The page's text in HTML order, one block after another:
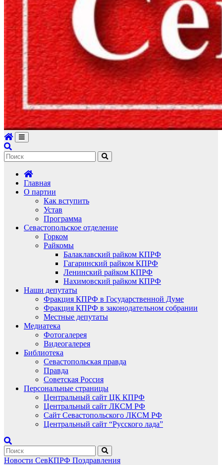
Главная
О партии
Как вступить
Устав
Программа
Севастопольское отделение
Горком
Райкомы
Балаклавский райком КПРФ
Гагаринский райком КПРФ
Ленинский райком КПРФ
Нахимовский райком КПРФ
Наши депутаты
Фракция КПРФ в Государственной Думе
Фракция КПРФ в законодательном собрании
Местные депутаты
Медиатека
Фотогалерея
Видеогалерея
Библиотека
Севастопольская правда
Правда
Советская Россия
Персональные страницы
Центральный сайт ЦК КПРФ
Центральный сайт ЛКСМ РФ
Сайт Севастопольского ЛКСМ РФ
Центральный сайт “Русского лада”
Новости СевКПРФ Поздравления